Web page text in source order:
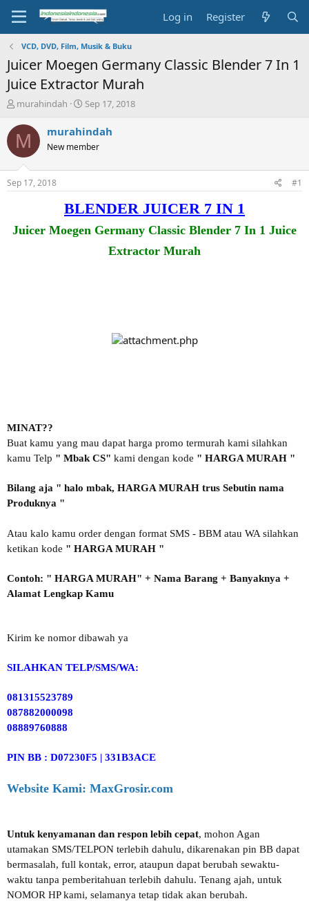
Log in Register
VCD, DVD, Film, Musik & Buku
Juicer Moegen Germany Classic Blender 7 In 1
Juice Extractor Murah
T
r
e
a
t
t
murahindah
S
a
r
t
e
Sep 17, 2018
M murahindah
New member
Sep 17, 2018 #1
BLENDER JUICER 7 IN 1
Juicer Moegen Germany Classic Blender 7 In 1 Juice
Extractor Murah
MINAT??
Buat kamu yang mau dapat harga promo termurah kami silahkan
kamu Telp " Mbak CS" kami dengan kode " HARGA MURAH "
Bilang aja " halo mbak, HARGA MURAH trus Sebutin nama
Produknya "
Atau kalo kamu order dengan format SMS - BBM atau WA silahkan
ketikan kode " HARGA MURAH "
Contoh: " HARGA MURAH" + Nama Barang + Banyaknya +
Alamat Lengkap Kamu
Kirim ke nomor dibawah ya
SILAHKAN TELP/SMS/WA:
081315523789
087882000098
08889760888
PIN BB : D07230F5 | 331B3ACE
Website Kami: MaxGrosir.com
Untuk kenyamanan dan respon lebih cepat, mohon Agan
utamakan SMS/TELPON terlebih dahulu, dikarenakan pin BB dapat
bermasalah, full kontak, error, ataupun dapat berubah sewaktu-
waktu tanpa pemberitahuan terlebih dahulu. Tenang ajah, untuk
NOMOR HP kami, selamanya tetap tidak akan berubah.